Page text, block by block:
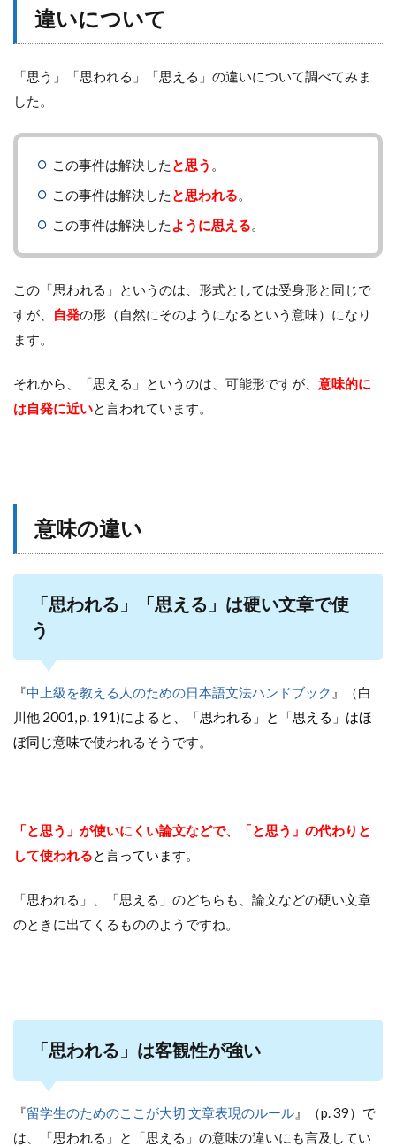
違いについて
「思う」「思われる」「思える」の違いについて調べてみま
した。
この事件は解決した と思う
この事件は解決した と思われる
この事件は解決した ように思える
この「思われる」というのは、形式としては受身形と同じで
すが、
自発の形（自然にそのようになるという意味）になり
ます。
それから、「思える」というのは、可能形ですが、 意味的に
は自発に近いと言われています。
意味の違い
「思われる」「思える」は硬い文章で使
う
『中上級を教える人のための日本語文法ハンドブック 』（白
川他 2001, p. 191)によると
、「思われる」と「思える」はほ
ぼ同じ意味で使われるそうです。
「と思う」が使いにくい論文などで、「と思う」の代わりと
して使われる と言っています。
「思われる」、「思える」のどちらも、論文などの硬い文章
のときに出てくるもののようですね。
「思われる」は客観性が強い
『留学生のためのここが大切 文章表現のルール 』（p. 39）で
は、「思われる」と「思える」の意味の違いにも言及してい